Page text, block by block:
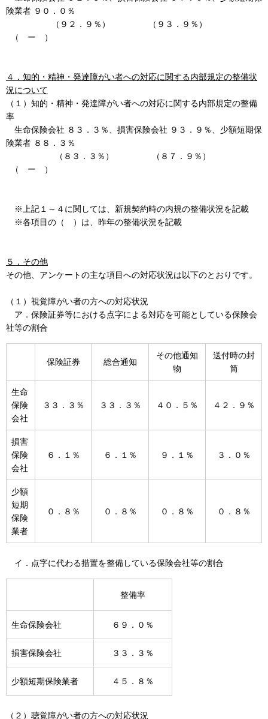
険業者 ９０．０％
（９２．９％） （９３．９％）
（ ー ）
４．知的・精神・発達障がい者への対応に関する内部規定の整備状
況について
（１）知的・精神・発達障がい者への対応に関する内部規定の整備
率
生命保険会社 ８３．３％、損害保険会社 ９３．９％、少額短期保
険業者 ８８．３％
（８３．３％） （８７．９％）
（ ー ）
※上記１～４に関しては、新規契約時の内規の整備状況を記載
※各項目の（ ）は、昨年の整備状況を記載
５．その他
その他、アンケートの主な項目への対応状況は以下のとおりです。
（１）視覚障がい者の方への対応状況
ア．保険証券等における点字による対応を可能としている保険会
社等の割合
保険証券 総合通知
その他通知
物
送付時の封
筒
生命
保険
会社
３３．３％ ３３．３％ ４０．５％ ４２．９％
損害
保険
会社
６．１％ ６．１％ ９．１％ ３．０％
少額
短期
保険
業者
０．８％ ０．８％ ０．８％ ０．８％
イ．点字に代わる措置を整備している保険会社等の割合
整備率
生命保険会社 ６９．０％
損害保険会社 ３３．３％
少額短期保険業者 ４５．８％
（２）聴覚障がい者の方への対応状況